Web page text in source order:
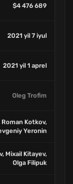
$4 476 689
2021 yil 7 iyul
2021 yil 1 aprel
Oleg Trofim
Kotkov,
Yeronin
Mixail Kitayev,
Olga Filipuk